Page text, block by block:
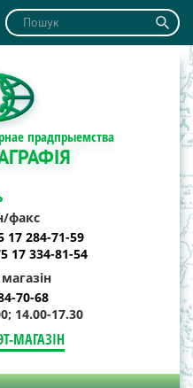
прадпрыемства
факс
284-71-59
17 334-81-54
70-68
14.00-17.30
МАГАЗІН